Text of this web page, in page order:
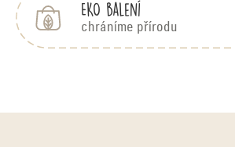
EKO balení
chráníme přírodu